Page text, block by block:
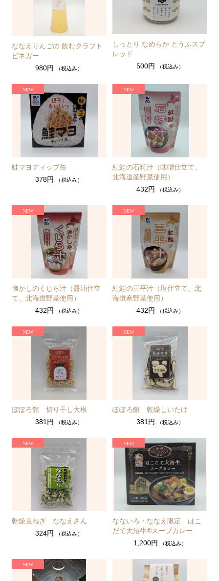
ななえりんごの 飲むクラフト
ビネガー
980円
（税込み）
しっとり なめらか とうふスプ
レッド
500円
（税込み）
鮭マヨディップ缶
378円
（税込み）
紅鮭の石狩汁（味噌仕立て、
北海道産野菜使用）
432円
（税込み）
懐かしのくじら汁（醤油仕立
て、北海道野菜使用）
432円
（税込み）
紅鮭の三平汁（塩仕立て、北
海道産野菜使用）
432円
（税込み）
ぽぽろ館 切り干し大根
381円
（税込み）
ぽぽろ館 乾燥しいたけ
381円
（税込み）
乾燥長ねぎ ななえさん
324円
（税込み）
なないろ・ななえ限定 はこ
だて大沼牛®スープカレー
1,200円
（税込み）